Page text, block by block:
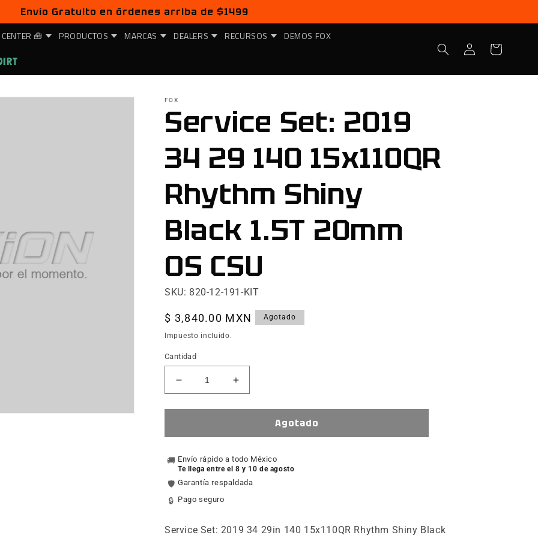
Envío Gratuito en órdenes arriba de $1499
🧰 PRODUCTOS MARCAS DEALERS RECURSOS
DEMOS FOX
Iniciar
sesión
Carrito
FOX
Service Set: 2019
34 29 140 15x110QR
Rhythm Shiny
Black 1.5T 20mm
OS CSU
SKU: 820-12-191-KIT
Precio
habitual
$ 3,840.00 MXN Agotado
Impuesto incluido.
Cantidad
Reducir
cantidad
para
Set:
34
29
140
15x110QR
Shiny
Aumentar
cantidad
para
Set:
34
29
140
Shiny
Agotado
🚚 Envío rápido a todo México
Te llega entre el 8 y 10 de agosto
🛡️ Garantía respaldada
🔒 Pago seguro
Service Set: 2019 34 29in 140 15x110QR Rhythm Shiny Black